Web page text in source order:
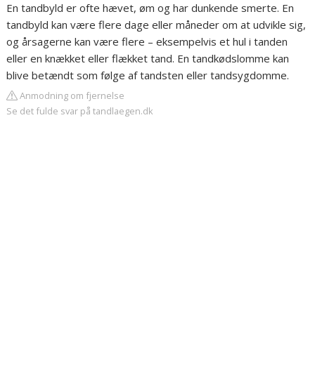
En tandbyld er ofte hævet, øm og har dunkende smerte. En
tandbyld kan være flere dage eller måneder om at udvikle sig,
og årsagerne kan være flere – eksempelvis et hul i tanden
eller en knækket eller flækket tand. En tandkødslomme kan
blive betændt som følge af tandsten eller tandsygdomme.
Anmodning om fjernelse
Se det fulde svar på tandlaegen.dk